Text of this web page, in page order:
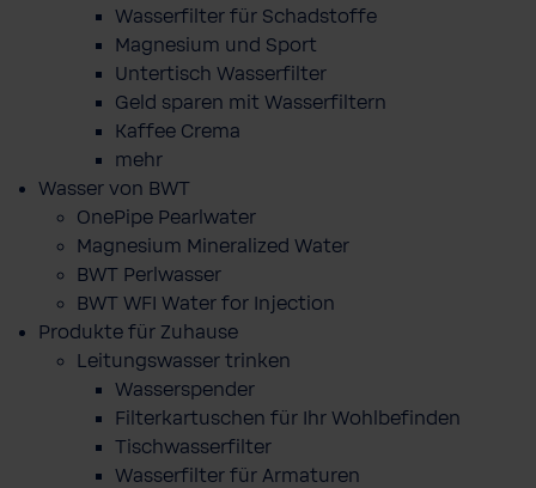
Wasserfilter für Schadstoffe
Magnesium und Sport
Untertisch Wasserfilter
Geld sparen mit Wasserfiltern
Kaffee Crema
mehr
Wasser von BWT
OnePipe Pearlwater
Magnesium Mineralized Water
BWT Perlwasser
BWT WFI Water for Injection
Produkte für Zuhause
Leitungswasser trinken
Wasserspender
Filterkartuschen für Ihr Wohlbefinden
Tischwasserfilter
Wasserfilter für Armaturen